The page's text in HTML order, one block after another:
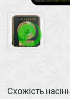
Схожість